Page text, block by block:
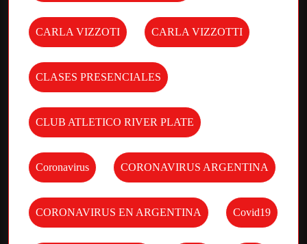
CARLA VIZZOTI CARLA VIZZOTTI
CLASES PRESENCIALES
CLUB ATLETICO RIVER PLATE
Coronavirus CORONAVIRUS ARGENTINA
CORONAVIRUS EN ARGENTINA Covid19